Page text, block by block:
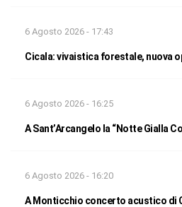
6 Agosto 2026 - 17:43
Cicala: vivaistica forestale, nuova
6 Agosto 2026 - 16:25
A Sant’Arcangelo la “Notte Gialla
6 Agosto 2026 - 16:20
A Monticchio concerto acustico di